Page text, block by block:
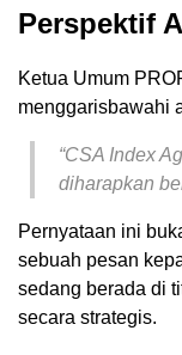
Perspektif
Ketua Umum
menggarisbawahi
“CSA Index
diharapkan
Pernyataan ini
sebuah pesan
sedang berada di
secara strategis.